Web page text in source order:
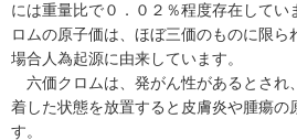
には重量比で０．０２％程度存在してい
ロムの原子価は、ほぼ三価のものに限
場合人為起源に由来しています。
六価クロムは、発がん性があるとされ
着した状態を放置すると皮膚炎や腫瘍の
す。